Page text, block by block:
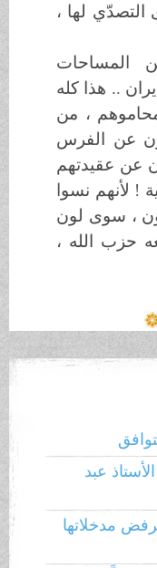
لها ،
.. هذا كله
، من
عن الفرس
عن عقيدتهم
لأنهم نسوا
، سوى لون
حزب الله ،
عبد
مدخلاتها